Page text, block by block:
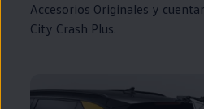
Accesorios Originales y
City Crash Plus.